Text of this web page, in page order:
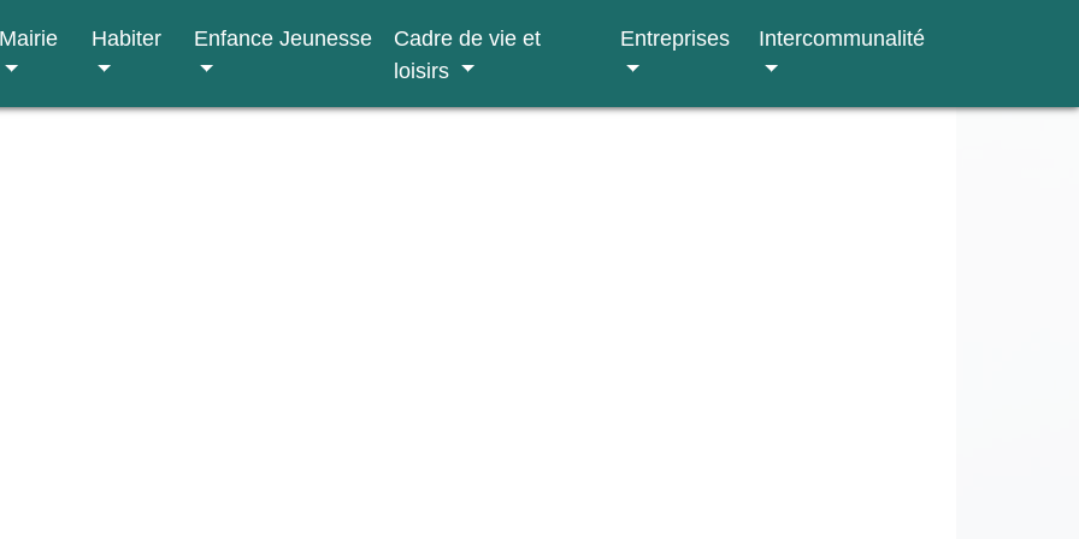
Mairie Habiter Enfance Jeunesse
Cadre de vie et
loisirs
Entreprises Intercommunalité